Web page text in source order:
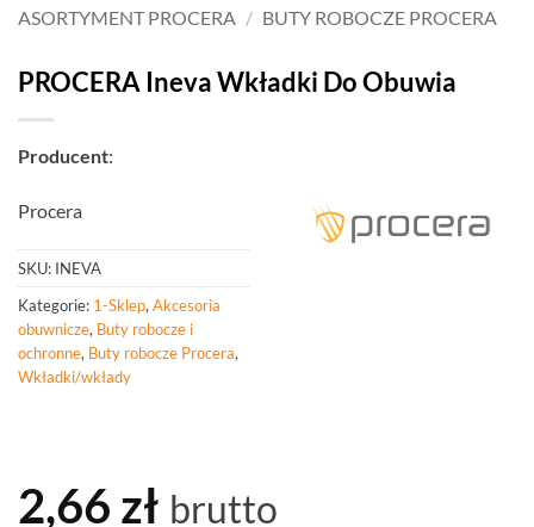
ASORTYMENT PROCERA / BUTY ROBOCZE PROCERA
PROCERA Ineva Wkładki Do Obuwia
Producent:
Procera
SKU: INEVA
Kategorie: 1-Sklep,Akcesoria
obuwnicze, Buty robocze i
ochronne, Buty robocze Procera,
Wkładki/wkłady
2,66 zł brutto